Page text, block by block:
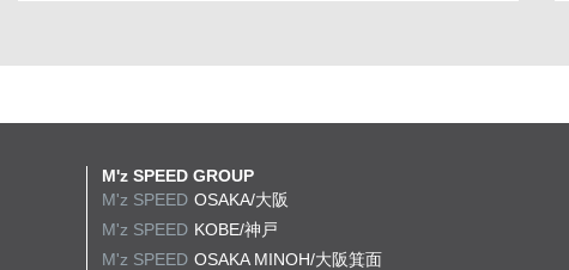
M'z SPEED GROUP
M'z SPEED OSAKA/大阪
M'z SPEED KOBE/神戸
M'z SPEED OSAKA MINOH/大阪箕面